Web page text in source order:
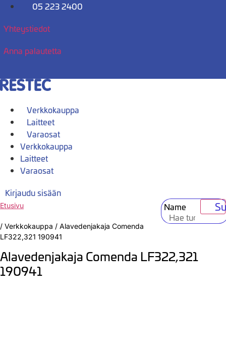
Mene
05 223 2400
Yhteystiedot
Anna palautetta
Verkkokauppa
Laitteet
Varaosat
Verkkokauppa
Laitteet
Varaosat
Kirjaudu sisään
Name
Etusivu
/ Verkkokauppa / Alavedenjakaja Comenda
LF322,321 190941
Alavedenjakaja Comenda LF322,321
190941